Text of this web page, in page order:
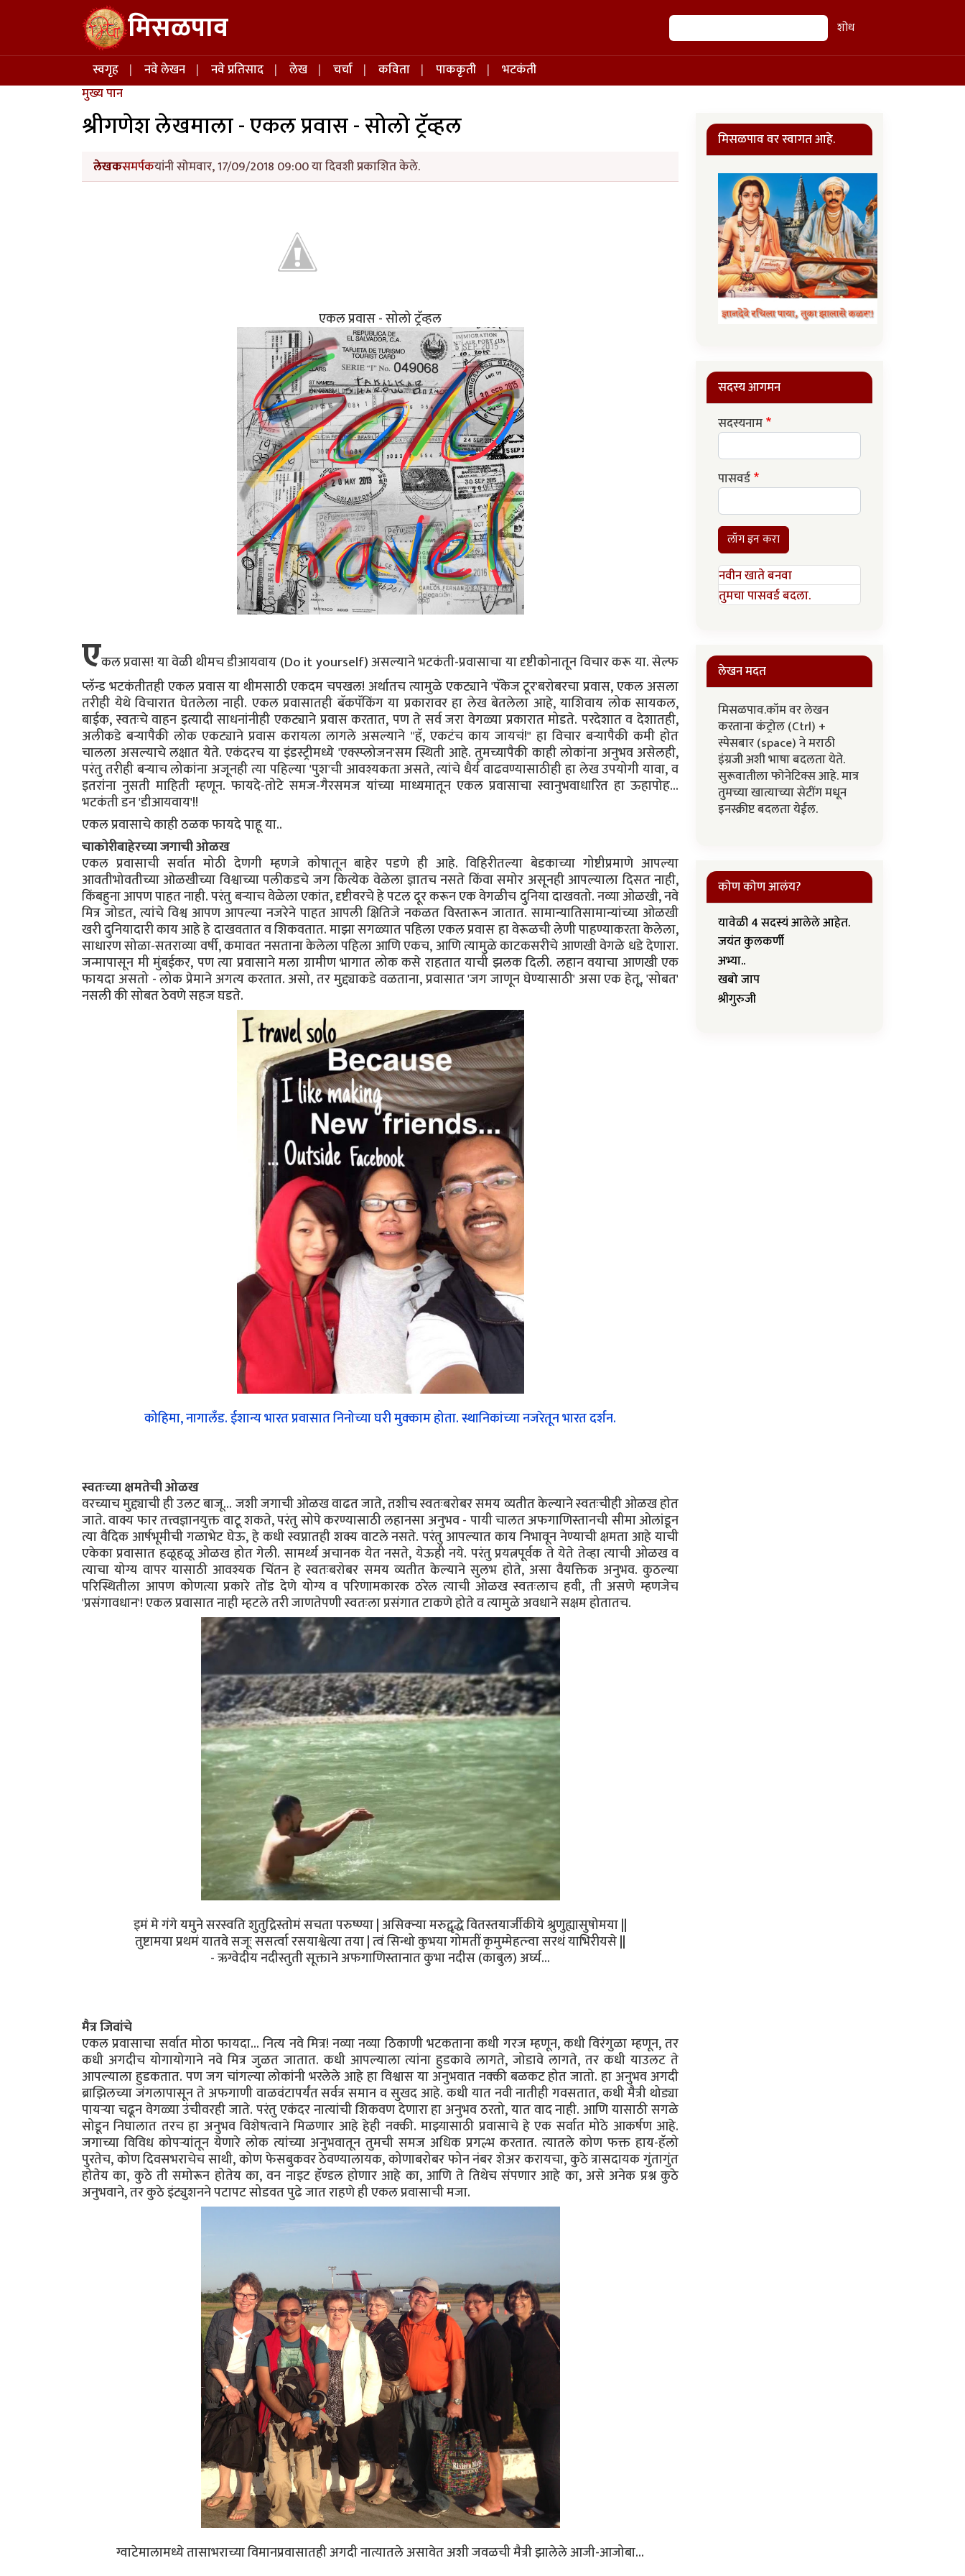
Skip to main content मिसळपाव शोध शोध
Main navigation
स्वगृह नवे लेखन नवे प्रतिसाद लेख चर्चा कविता पाककृती
भटकंती
मुख्य पान
श्रीगणेश लेखमाला - एकल प्रवास - सोलो ट्रॅव्हल
लेखकसमर्पकयांनी सोमवार, 17/09/2018 09:00 या दिवशी प्रकाशित केले.
एकल प्रवास - सोलो ट्रॅव्हल
एकल प्रवास! या वेळी थीमच डीआयवाय (Do it yourself) असल्याने भटकंती-प्रवासाचा या दृष्टीकोनातून विचार करू या. सेल्फ
प्लॅन्ड भटकंतीतही एकल प्रवास या थीमसाठी एकदम चपखल! अर्थातच त्यामुळे एकट्याने 'पॅकेज टूर'बरोबरचा प्रवास, एकल असला
तरीही येथे विचारात घेतलेला नाही. एकल प्रवासातही बॅकपॅकिंग या प्रकारावर हा लेख बेतलेला आहे, याशिवाय लोक सायकल,
बाईक, स्वतःचे वाहन इत्यादी साधनांनीही एकट्याने प्रवास करतात, पण ते सर्व जरा वेगळ्या प्रकारात मोडते. परदेशात व देशातही,
अलीकडे बऱ्यापैकी लोक एकट्याने प्रवास करायला लागले असल्याने "हॅ, एकटंच काय जायचं!" हा विचार बऱ्यापैकी कमी होत
चालला असल्याचे लक्षात येते. एकंदरच या इंडस्ट्रीमध्ये 'एक्स्प्लोजन'सम स्थिती आहे. तुमच्यापैकी काही लोकांना अनुभव असेलही,
परंतु तरीही बऱ्याच लोकांना अजूनही त्या पहिल्या 'पुश'ची आवश्यकता असते, त्यांचे धैर्य वाढवण्यासाठीही हा लेख उपयोगी यावा, व
इतरांना नुसती माहिती म्हणून. फायदे-तोटे समज-गैरसमज यांच्या माध्यमातून एकल प्रवासाचा स्वानुभवाधारित हा ऊहापोह...
भटकंती डन 'डीआयवाय'!!
एकल प्रवासाचे काही ठळक फायदे पाहू या..
चाकोरीबाहेरच्या जगाची ओळख
एकल प्रवासाची सर्वात मोठी देणगी म्हणजे कोषातून बाहेर पडणे ही आहे. विहिरीतल्या बेडकाच्या गोष्टीप्रमाणे आपल्या
आवतीभोवतीच्या ओळखीच्या विश्वाच्या पलीकडचे जग कित्येक वेळेला ज्ञातच नसते किंवा समोर असूनही आपल्याला दिसत नाही,
किंबहुना आपण पाहत नाही. परंतु बऱ्याच वेळेला एकांत, दृष्टीवरचे हे पटल दूर करून एक वेगळीच दुनिया दाखवतो. नव्या ओळखी, नवे
मित्र जोडत, त्यांचे विश्व आपण आपल्या नजरेने पाहत आपली क्षितिजे नकळत विस्तारून जातात. सामान्यातिसामान्यांच्या ओळखी
खरी दुनियादारी काय आहे हे दाखवतात व शिकवतात. माझा सगळ्यात पहिला एकल प्रवास हा वेरूळची लेणी पाहण्याकरता केलेला,
साधारण सोळा-सतराव्या वर्षी, कमावत नसताना केलेला पहिला आणि एकच, आणि त्यामुळे काटकसरीचे आणखी वेगळे धडे देणारा.
जन्मापासून मी मुंबईकर, पण त्या प्रवासाने मला ग्रामीण भागात लोक कसे राहतात याची झलक दिली. लहान वयाचा आणखी एक
फायदा असतो - लोक प्रेमाने अगत्य करतात. असो, तर मुद्द्याकडे वळताना, प्रवासात 'जग जाणून घेण्यासाठी' असा एक हेतू, 'सोबत'
नसली की सोबत ठेवणे सहज घडते.
कोहिमा, नागालँड. ईशान्य भारत प्रवासात निनोच्या घरी मुक्काम होता. स्थानिकांच्या नजरेतून भारत दर्शन.
स्वतःच्या क्षमतेची ओळख
वरच्याच मुद्द्याची ही उलट बाजू... जशी जगाची ओळख वाढत जाते, तशीच स्वतःबरोबर समय व्यतीत केल्याने स्वतःचीही ओळख होत
जाते. वाक्य फार तत्त्वज्ञानयुक्त वाटू शकते, परंतु सोपे करण्यासाठी लहानसा अनुभव - पायी चालत अफगाणिस्तानची सीमा ओलांडून
त्या वैदिक आर्षभूमीची गळाभेट घेऊ, हे कधी स्वप्नातही शक्य वाटले नसते. परंतु आपल्यात काय निभावून नेण्याची क्षमता आहे याची
एकेका प्रवासात हळूहळू ओळख होत गेली. सामर्थ्य अचानक येत नसते, येऊही नये. परंतु प्रयत्नपूर्वक ते येते तेव्हा त्याची ओळख व
त्याचा योग्य वापर यासाठी आवश्यक चिंतन हे स्वतःबरोबर समय व्यतीत केल्याने सुलभ होते, असा वैयक्तिक अनुभव. कुठल्या
परिस्थितीला आपण कोणत्या प्रकारे तोंड देणे योग्य व परिणामकारक ठरेल त्याची ओळख स्वतःलाच हवी, ती असणे म्हणजेच
'प्रसंगावधान'! एकल प्रवासात नाही म्हटले तरी जाणतेपणी स्वतःला प्रसंगात टाकणे होते व त्यामुळे अवधाने सक्षम होतातच.
इमं मे गंगे यमुने सरस्वति शुतुद्रिस्तोमं सचता परुष्ण्या | असिक्न्या मरुद्वृद्धे वितस्तयार्जीकीये श्रुणुह्यासुषोमया ||
तुष्टामया प्रथमं यातवे सजूः ससर्त्वा रसयाश्वेत्या तया | त्वं सिन्धो कुभया गोमतीं कृमुम्मेहत्न्वा सरथं याभिरीयसे ||
- ऋग्वेदीय नदीस्तुती सूक्ताने अफगाणिस्तानात कुभा नदीस (काबुल) अर्घ्य...
मैत्र जिवांचे
एकल प्रवासाचा सर्वात मोठा फायदा... नित्य नवे मित्र! नव्या नव्या ठिकाणी भटकताना कधी गरज म्हणून, कधी विरंगुळा म्हणून, तर
कधी अगदीच योगायोगाने नवे मित्र जुळत जातात. कधी आपल्याला त्यांना हुडकावे लागते, जोडावे लागते, तर कधी याउलट ते
आपल्याला हुडकतात. पण जग चांगल्या लोकांनी भरलेले आहे हा विश्वास या अनुभवात नक्की बळकट होत जातो. हा अनुभव अगदी
ब्राझिलच्या जंगलापासून ते अफगाणी वाळवंटापर्यंत सर्वत्र समान व सुखद आहे. कधी यात नवी नातीही गवसतात, कधी मैत्री थोड्या
पायऱ्या चढून वेगळ्या उंचीवरही जाते. परंतु एकंदर नात्यांची शिकवण देणारा हा अनुभव ठरतो, यात वाद नाही. आणि यासाठी सगळे
सोडून निघालात तरच हा अनुभव विशेषत्वाने मिळणार आहे हेही नक्की. माझ्यासाठी प्रवासाचे हे एक सर्वात मोठे आकर्षण आहे.
जगाच्या विविध कोपऱ्यांतून येणारे लोक त्यांच्या अनुभवातून तुमची समज अधिक प्रगल्भ करतात. त्यातले कोण फक्त हाय-हॅलो
पुरतेच, कोण दिवसभराचेच साथी, कोण फेसबुकवर ठेवण्यालायक, कोणाबरोबर फोन नंबर शेअर करायचा, कुठे त्रासदायक गुंतागुंत
होतेय का, कुठे ती समोरून होतेय का, वन नाइट हॅण्डल होणार आहे का, आणि ते तिथेच संपणार आहे का, असे अनेक प्रश्न कुठे
अनुभवाने, तर कुठे इंट्युशनने पटापट सोडवत पुढे जात राहणे ही एकल प्रवासाची मजा.
ग्वाटेमालामध्ये तासाभराच्या विमानप्रवासातही अगदी नात्यातले असावेत अशी जवळची मैत्री झालेले आजी-आजोबा...
मिसळपाव वर स्वागत आहे.
सदस्य आगमन
सदस्यनाम
पासवर्ड
लॉग इन करा
नवीन खाते बनवा
तुमचा पासवर्ड बदला.
लेखन मदत
मिसळपाव.कॉम वर लेखन
करताना कंट्रोल (Ctrl) +
स्पेसबार (space) ने मराठी
इंग्रजी अशी भाषा बदलता येते.
सुरूवातीला फोनेटिक्स आहे. मात्र
तुमच्या खात्याच्या सेटींग मधून
इनस्क्रीप्ट बदलता येईल.
कोण कोण आलंय?
यावेळी 4 सदस्यं आलेले आहेत.
जयंत कुलकर्णी
अभ्या..
खबो जाप
श्रीगुरुजी